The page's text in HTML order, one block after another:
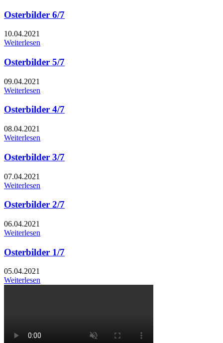
Osterbilder 6/7
10.04.2021
Weiterlesen
Osterbilder 5/7
09.04.2021
Weiterlesen
Osterbilder 4/7
08.04.2021
Weiterlesen
Osterbilder 3/7
07.04.2021
Weiterlesen
Osterbilder 2/7
06.04.2021
Weiterlesen
Osterbilder 1/7
05.04.2021
Weiterlesen